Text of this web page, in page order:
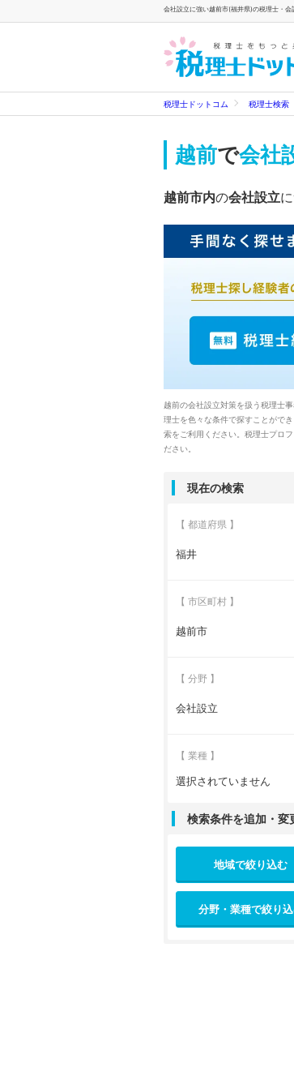
会社設立に強い越前市(福井県)の税理士・
税理士ドットコム 税理士検索
越前で会社
越前市内の会社設立
越前の会社設立対策を扱う税理士
理士を色々な条件で探すことがで
索をご利用ください。税理士プロ
ださい。
現在の検索
【 都道府県 】
福井
【 市区町村 】
越前市
【 分野 】
会社設立
【 業種 】
選択されていません
検索条件を追加・変
地域で絞り込む
分野・業種で絞り